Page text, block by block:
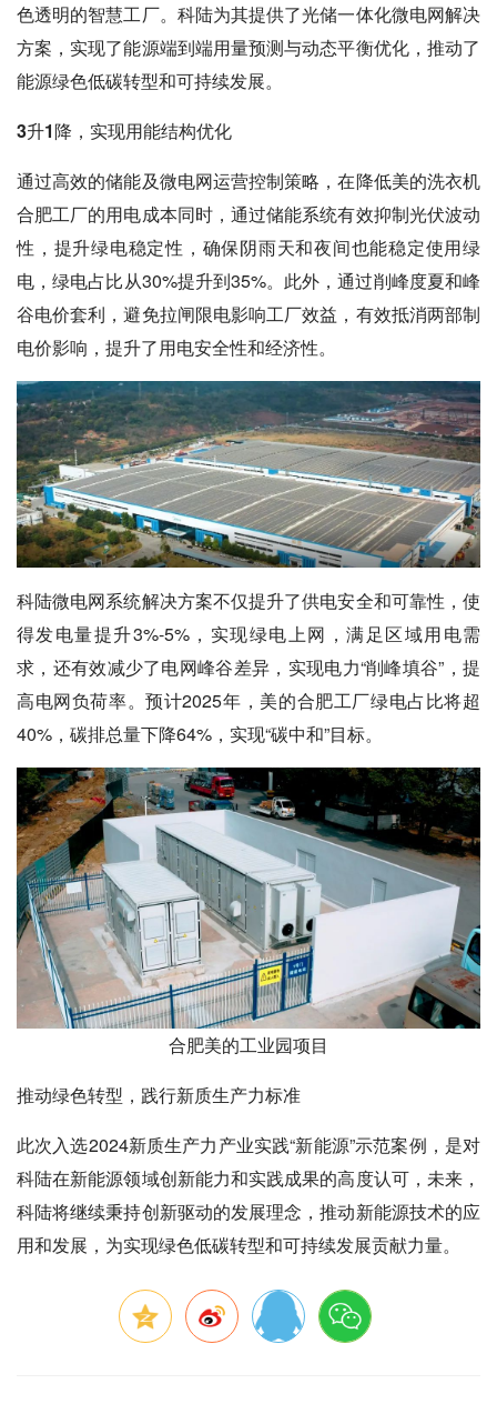
色透明的智慧工厂。科陆为其提供了光储一体化微电网解决
方案，实现了能源端到端用量预测与动态平衡优化，推动了
能源绿色低碳转型和可持续发展。
3升1降，实现用能结构优化
通过高效的储能及微电网运营控制策略，在降低美的洗衣机
合肥工厂的用电成本同时，通过储能系统有效抑制光伏波动
性，提升绿电稳定性，确保阴雨天和夜间也能稳定使用绿
电，绿电占比从30%提升到35%。此外，通过削峰度夏和峰
谷电价套利，避免拉闸限电影响工厂效益，有效抵消两部制
电价影响，提升了用电安全性和经济性。
科陆微电网系统解决方案不仅提升了供电安全和可靠性，使
得发电量提升3%-5%，实现绿电上网，满足区域用电需
求，还有效减少了电网峰谷差异，实现电力“削峰填谷”，提
高电网负荷率。预计2025年，美的合肥工厂绿电占比将超
40%，碳排总量下降64%，实现“碳中和”目标。
合肥美的工业园项目
推动绿色转型，践行新质生产力标准
此次入选2024新质生产力产业实践“新能源”示范案例，是对
科陆在新能源领域创新能力和实践成果的高度认可，未来，
科陆将继续秉持创新驱动的发展理念，推动新能源技术的应
用和发展，为实现绿色低碳转型和可持续发展贡献力量。